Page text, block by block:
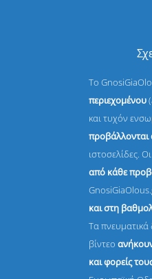
Το
περιεχομένου
και τυχόν
ιστοσελίδες.
από κάθε
και στη
Τα πνευματικά
βίντεο
και φορείς